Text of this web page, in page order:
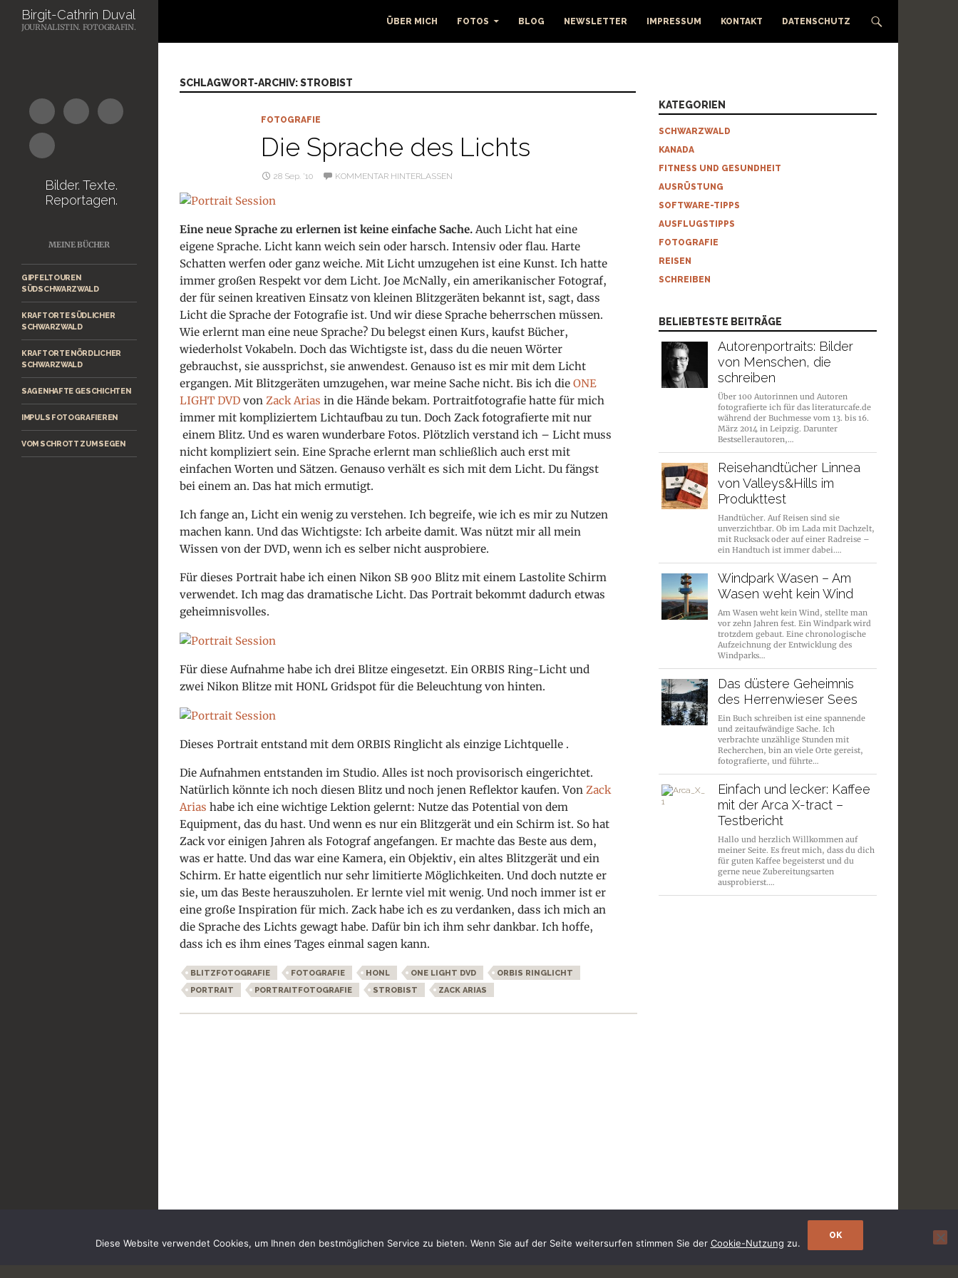
Suchen
ÜBER MICH FOTOS BLOG NEWSLETTER IMPRESSUM KONTAKT DATENSCHUTZ
SCHLAGWORT-ARCHIV: STROBIST
FOTOGRAFIE
Die Sprache des Lichts
28 Sep. ’10 KOMMENTAR HINTERLASSEN
Eine neue Sprache zu erlernen ist keine einfache Sache.Auch Licht hat eine
eigene Sprache. Licht kann weich sein oder harsch. Intensiv oder flau. Harte
Schatten werfen oder ganz weiche. Mit Licht umzugehen ist eine Kunst. Ich hatte
immer großen Respekt vor dem Licht. Joe McNally, ein amerikanischer Fotograf,
der für seinen kreativen Einsatz von kleinen Blitzgeräten bekannt ist, sagt, dass
Licht die Sprache der Fotografie ist. Und wir diese Sprache beherrschen müssen.
Wie erlernt man eine neue Sprache? Du belegst einen Kurs, kaufst Bücher,
wiederholst Vokabeln. Doch das Wichtigste ist, dass du die neuen Wörter
gebrauchst, sie aussprichst, sie anwendest. Genauso ist es mir mit dem Licht
ergangen. Mit Blitzgeräten umzugehen, war meine Sache nicht. Bis ich die ONE
LIGHT DVD von Zack Arias in die Hände bekam. Portraitfotografie hatte für mich
immer mit kompliziertem Lichtaufbau zu tun. Doch Zack fotografierte mit nur
einem Blitz. Und es waren wunderbare Fotos. Plötzlich verstand ich – Licht muss
nicht kompliziert sein. Eine Sprache erlernt man schließlich auch erst mit
einfachen Worten und Sätzen. Genauso verhält es sich mit dem Licht. Du fängst
bei einem an. Das hat mich ermutigt.
Ich fange an, Licht ein wenig zu verstehen. Ich begreife, wie ich es mir zu Nutzen
machen kann. Und das Wichtigste: Ich arbeite damit. Was nützt mir all mein
Wissen von der DVD, wenn ich es selber nicht ausprobiere.
Für dieses Portrait habe ich einen Nikon SB 900 Blitz mit einem Lastolite Schirm
verwendet. Ich mag das dramatische Licht. Das Portrait bekommt dadurch etwas
geheimnisvolles.
Für diese Aufnahme habe ich drei Blitze eingesetzt. Ein ORBIS Ring-Licht und
zwei Nikon Blitze mit HONL Gridspot für die Beleuchtung von hinten.
Dieses Portrait entstand mit dem ORBIS Ringlicht als einzige Lichtquelle .
Die Aufnahmen entstanden im Studio. Alles ist noch provisorisch eingerichtet.
Natürlich könnte ich noch diesen Blitz und noch jenen Reflektor kaufen. Von Zack
Arias habe ich eine wichtige Lektion gelernt: Nutze das Potential von dem
Equipment, das du hast. Und wenn es nur ein Blitzgerät und ein Schirm ist. So hat
Zack vor einigen Jahren als Fotograf angefangen. Er machte das Beste aus dem,
was er hatte. Und das war eine Kamera, ein Objektiv, ein altes Blitzgerät und ein
Schirm. Er hatte eigentlich nur sehr limitierte Möglichkeiten. Und doch nutzte er
sie, um das Beste herauszuholen. Er lernte viel mit wenig. Und noch immer ist er
eine große Inspiration für mich. Zack habe ich es zu verdanken, dass ich mich an
die Sprache des Lichts gewagt habe. Dafür bin ich ihm sehr dankbar. Ich hoffe,
dass ich es ihm eines Tages einmal sagen kann.
BLITZFOTOGRAFIE FOTOGRAFIE HONL ONE LIGHT DVD
ORBIS RINGLICHT
PORTRAIT
PORTRAITFOTOGRAFIE STROBIST ZACK ARIAS
KATEGORIEN
SCHWARZWALD
KANADA
FITNESS UND GESUNDHEIT
AUSRÜSTUNG
SOFTWARE-TIPPS
AUSFLUGSTIPPS
FOTOGRAFIE
REISEN
SCHREIBEN
BELIEBTESTE BEITRÄGE
Autorenportraits: Bilder
von Menschen, die
schreiben
Über 100 Autorinnen und Autoren
fotografierte ich für das literaturcafe.de
während der Buchmesse vom 13. bis 16.
März 2014 in Leipzig. Darunter
Bestsellerautoren,…
Reisehandtücher Linnea
von Valleys&Hills im
Produkttest
Handtücher. Auf Reisen sind sie
unverzichtbar. Ob im Lada mit Dachzelt,
mit Rucksack oder auf einer Radreise –
ein Handtuch ist immer dabei.…
Windpark Wasen – Am
Wasen weht kein Wind
Am Wasen weht kein Wind, stellte man
vor zehn Jahren fest. Ein Windpark wird
trotzdem gebaut. Eine chronologische
Aufzeichnung der Entwicklung des
Windparks…
Das düstere Geheimnis
des Herrenwieser Sees
Ein Buch schreiben ist eine spannende
und zeitaufwändige Sache. Ich
verbrachte unzählige Stunden mit
Recherchen, bin an viele Orte gereist,
fotografierte, und führte…
Einfach und lecker: Kaffee
mit der Arca X-tract –
Testbericht
Hallo und herzlich Willkommen auf
meiner Seite. Es freut mich, dass du dich
für guten Kaffee begeisterst und du
gerne neue Zubereitungsarten
ausprobierst.…
Birgit-Cathrin Duval
JOURNALISTIN. FOTOGRAFIN.
Bilder. Texte.
Reportagen.
MEINE BÜCHER
GIPFELTOUREN
SÜDSCHWARZWALD
KRAFTORTE SÜDLICHER
SCHWARZWALD
KRAFTORTE NÖRDLICHER
SCHWARZWALD
SAGENHAFTE GESCHICHTEN
IMPULS FOTOGRAFIEREN
VOM SCHROTT ZUM SEGEN
Diese Website verwendet Cookies, um Ihnen den bestmöglichen Service zu bieten. Wenn Sie auf der Seite weitersurfen stimmen Sie der Cookie-Nutzung zu.
OK